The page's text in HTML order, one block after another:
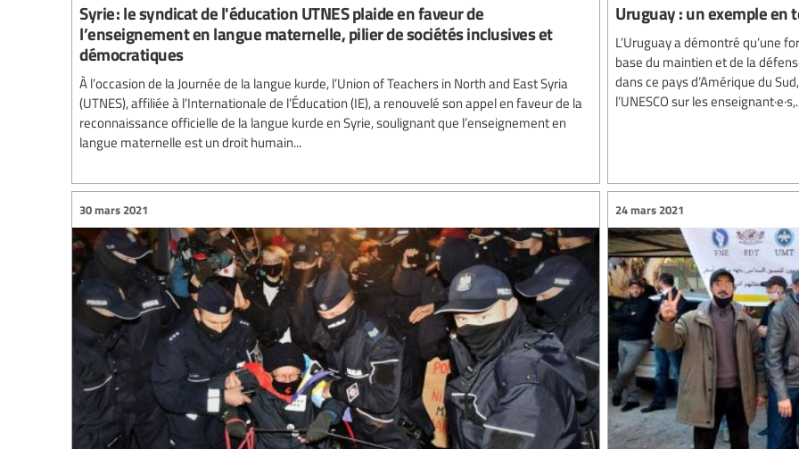
Syrie : le syndicat de l'éducation UTNES plaide en faveur de
l’enseignement en langue maternelle, pilier de sociétés inclusives et
démocratiques
À l’occasion de la Journée de la langue kurde, l’Union of Teachers in North and East Syria
(UTNES), affiliée à l’Internationale de l’Éducation (IE), a renouvelé son appel en faveur de la
reconnaissance officielle de la langue kurde en Syrie, soulignant que l’enseignement en
langue maternelle est un droit humain...
Uruguay : un exemple en
L’Uruguay a démontré qu’une
base du maintien et de la
dans ce pays d’Amérique du
l’UNESCO sur les
30 mars 2021 24 mars 2021